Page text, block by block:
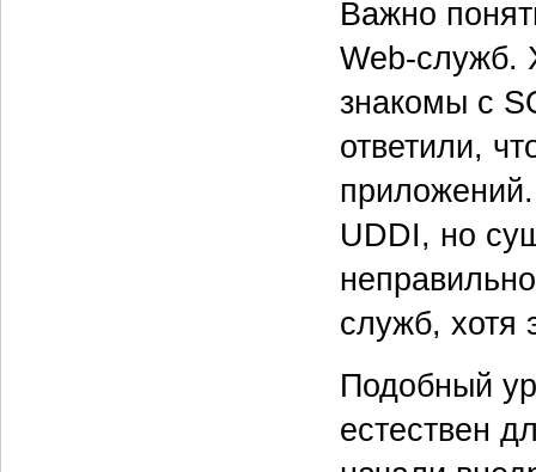
Важно
Web-служб.
знакомы с
ответили,
UDDI, но
служб, хотя
Подобный
естествен